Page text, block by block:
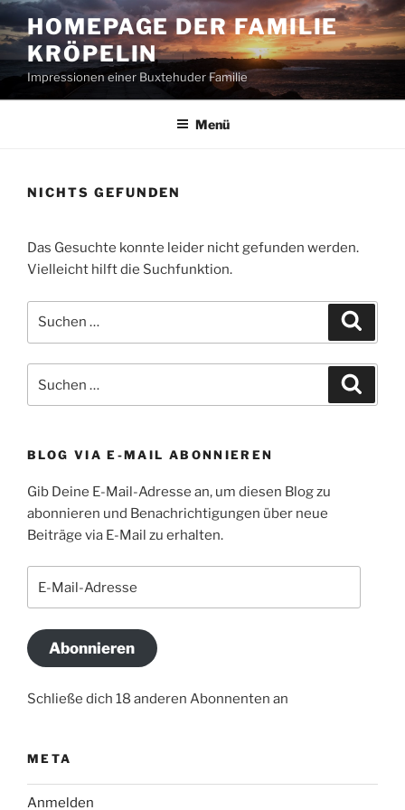
Zum
Inhalt
springen
HOMEPAGE DER FAMILIE
KRÖPELIN
Impressionen einer Buxtehuder Familie
Menü
NICHTS GEFUNDEN
Das Gesuchte konnte leider nicht gefunden werden.
Vielleicht hilft die Suchfunktion.
nach:
nach:
BLOG VIA E-MAIL ABONNIEREN
Gib Deine E-Mail-Adresse an, um diesen Blog zu
abonnieren und Benachrichtigungen über neue
Beiträge via E-Mail zu erhalten.
Mail-
Abonnieren
Schließe dich 18 anderen Abonnenten an
META
Anmelden